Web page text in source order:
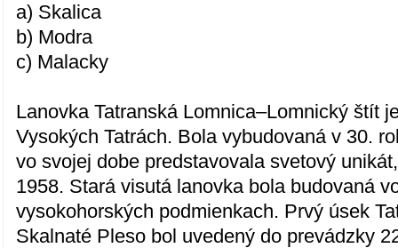
a) Skalica
b) Modra
c) Malacky
Lanovka Tatranská Lomnica–Lomnický štít
Vysokých Tatrách. Bola vybudovaná v 30.
vo svojej dobe predstavovala svetový
1958. Stará visutá lanovka bola budovaná
vysokohorských podmienkach. Prvý úsek
Skalnaté Pleso bol uvedený do prevádzky